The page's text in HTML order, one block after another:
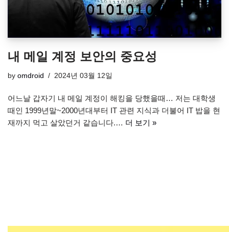
내 메일 계정 보안의 중요성
by omdroid 2024년 03월 12일
어느날 갑자기 내 메일 계정이 해킹을 당했을때… 저는 대학생
때인 1999년말~2000년대부터 IT 관련 지식과 더불어 IT 밥을 현
재까지 먹고 살았던거 같습니다.… 더 보기 »